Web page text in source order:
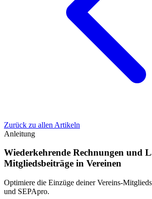
Zurück zu allen Artikeln
Anleitung
Wiederkehrende Rechnungen und
Mitgliedsbeiträge in Vereinen
Optimiere die Einzüge deiner Vereins-
und SEPApro.